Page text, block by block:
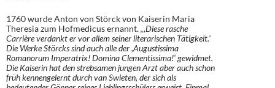
1760 wurde Anton von Störck von Kaiserin Maria
Theresia zum Hofmedicus ernannt.„,Diese rasche
Carrière verdankt er vor allem seiner literarischen Tätigkeit.‘
Die Werke Störcks sind auch alle der ,Augustissima
Romanorum Imperatrix! Domina Clementissima!‘ gewidmet.
Die Kaiserin hat den strebsamen jungen Arzt aber auch schon
früh kennengelernt durch van Swieten, der sich als